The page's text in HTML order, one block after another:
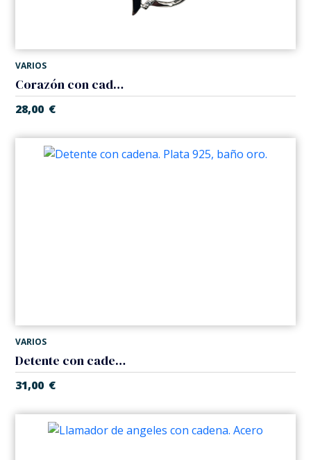
VARIOS
Corazón con cadena. Plata 925.
28,00 €
VARIOS
Detente con cadena. Plata 925, baño oro.
31,00 €